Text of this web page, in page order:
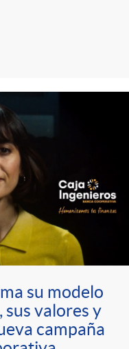
su modelo
sus valores y
campaña